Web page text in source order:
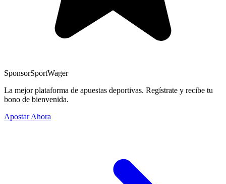
SponsorSportWager
La mejor plataforma de apuestas deportivas. Regístrate y recibe tu
bono de bienvenida.
Apostar Ahora